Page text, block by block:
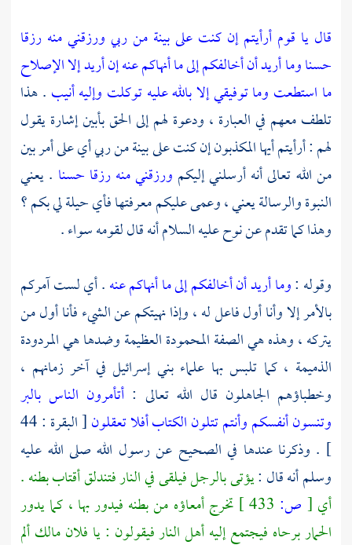
قال يا قوم أرأيتم إن كنت على بينة من ربي ورزقني منه رزقا
حسنا وما أريد أن أخالفكم إلى ما أنهاكم عنه إن أريد إلا الإصلاح
ما استطعت وما توفيقي إلا بالله عليه توكلت وإليه أنيب . هذا
تلطف معهم في العبارة ، ودعوة لهم إلى الحق بأبين إشارة يقول
لهم : أرأيتم أيها المكذبون إن كنت على بينة من ربي أي على أمر بين
من الله تعالى أنه أرسلني إليكم ورزقني منه رزقا حسنا . يعني
النبوة والرسالة يعني ، وعمى عليكم معرفتها فأي حيلة لي بكم ؟
وهذا كما تقدم عننوحعليه السلام أنه قال لقومه سواء .
وقوله :وما أريد أن أخالفكم إلى ما أنهاكم عنه. أي لست آمركم
بالأمر إلا وأنا أول فاعل له ، وإذا نهيتكم عن الشيء فأنا أول من
يتركه ، وهذه هي الصفة المحمودة العظيمة وضدها هي المردودة
الذميمة ، كما تلبس بها علماءبني إسرائيل في آخر زمانهم ،
وخطباؤهم الجاهلون قال الله تعالى : أتأمرون الناس بالبر
وتنسون أنفسكم وأنتم تتلون الكتاب أفلا تعقلون
[ البقرة : 44
] . وذكرنا عندها في الصحيح عن رسول الله صلى الله عليه
وسلم أنه قال :يؤتى بالرجل فيلقى في النار فتندلق أقتاب بطنه .
أي [ ص: تخرج أمعاؤه من بطنه فيدور بها ، كما يدور
الحمار برحاه فيجتمع إليه أهل النار فيقولون : يا فلان مالك ألم